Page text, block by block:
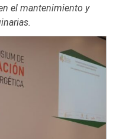
el mantenimiento y